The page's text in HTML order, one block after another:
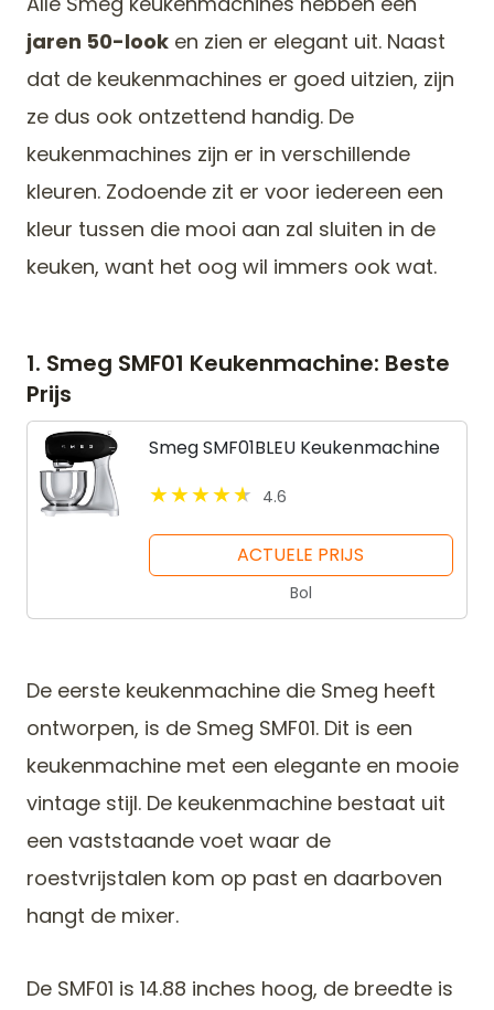
jaren 50-look en zien er elegant uit. Naast
dat de keukenmachines er goed uitzien, zijn
ze dus ook ontzettend handig. De
keukenmachines zijn er in verschillende
kleuren. Zodoende zit er voor iedereen een
kleur tussen die mooi aan zal sluiten in de
keuken, want het oog wil immers ook wat.
1. Smeg SMF01 Keukenmachine: Beste
Prijs
Smeg SMF01BLEU Keukenmachine
4.6
ACTUELE PRIJS
Bol
De eerste keukenmachine die Smeg heeft
ontworpen, is de Smeg SMF01. Dit is een
keukenmachine met een elegante en mooie
vintage stijl. De keukenmachine bestaat uit
een vaststaande voet waar de
roestvrijstalen kom op past en daarboven
hangt de mixer.
De SMF01 is 14.88 inches hoog, de breedte is